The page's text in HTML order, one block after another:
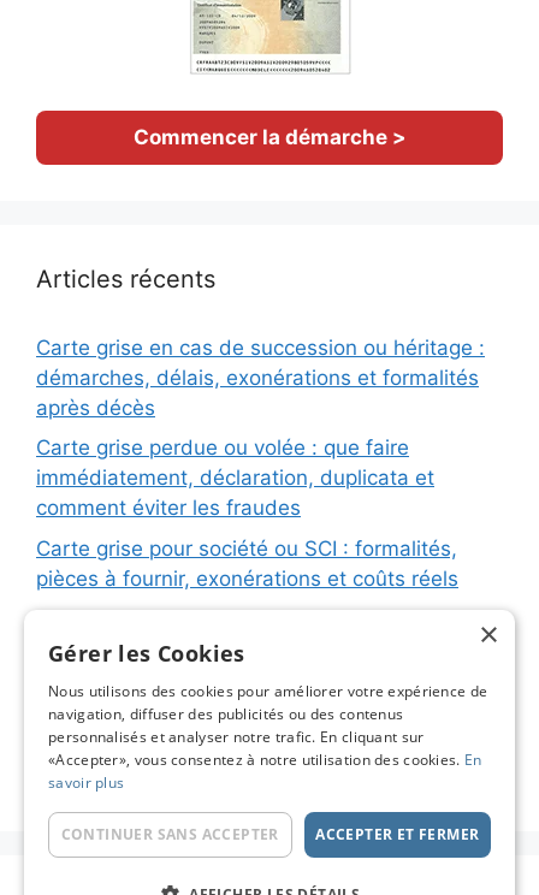
Commencer la démarche >
Articles récents
Carte grise en cas de succession ou héritage :
démarches, délais, exonérations et formalités
après décès
Carte grise perdue ou volée : que faire
immédiatement, déclaration, duplicata et
comment éviter les fraudes
Carte grise pour société ou SCI : formalités,
pièces à fournir, exonérations et coûts réels
immatriculation, fiche d’identification, plaques
Changement de titulaire carte grise : étapes
détaillées, coûts réels et astuces pour éviter les
pièges
×
Gérer les Cookies
Nous utilisons des cookies pour améliorer votre expérience de
navigation, diffuser des publicités ou des contenus
personnalisés et analyser notre trafic. En cliquant sur
«Accepter», vous consentez à notre utilisation des cookies. En
savoir plus
ACCEPTER ET FERMER
CONTINUER SANS ACCEPTER